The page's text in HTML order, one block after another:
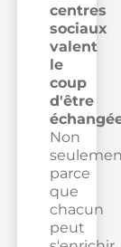
centres
sociaux
valent
le
coup
d'être
Non
parce
que
chacun
peut